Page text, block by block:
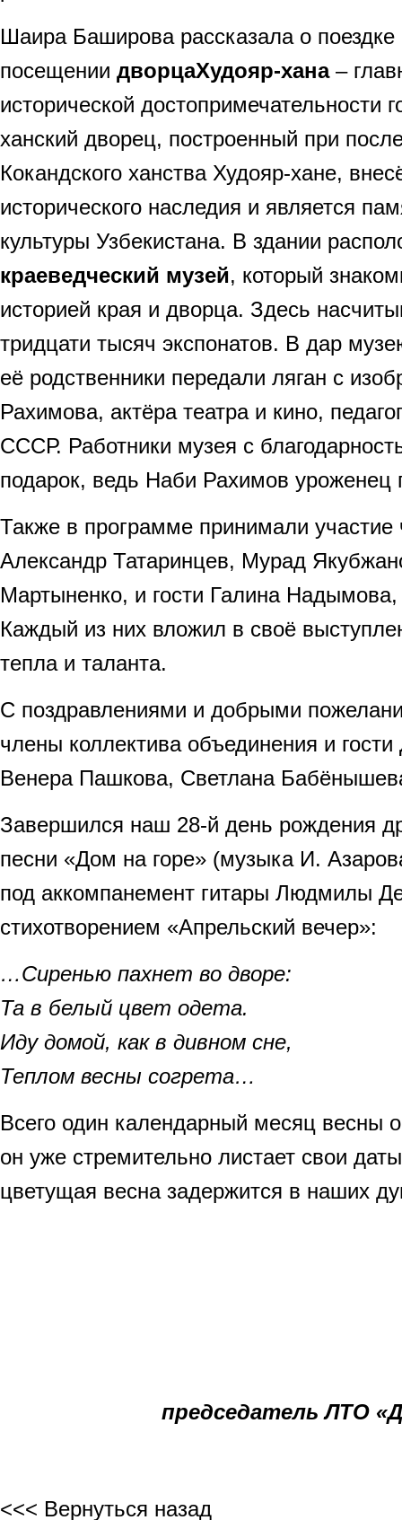
Шаира Баширова рассказала о
посещении дворцаХудояр-хана–
исторической достопримечательности
ханский дворец, построенный при
Кокандского ханства Худояр-хане,
исторического наследия и является
культуры Узбекистана. В здании
краеведческий музей, который
историей края и дворца. Здесь
тридцати тысяч экспонатов. В дар
её родственники передали ляган с
Рахимова, актёра театра и кино,
СССР. Работники музея с
подарок, ведь Наби Рахимов уроженец
Также в программе принимали
Александр Татаринцев, Мурад
Мартыненко, и гости Галина
Каждый из них вложил в своё
тепла и таланта.
С поздравлениями и добрыми
члены коллектива объединения и
Венера Пашкова, Светлана
Завершился наш 28-й день рождения
песни «Дом на горе» (музыка И.
под аккомпанемент гитары Людмилы
стихотворением «Апрельский вечер»:
…Сиренью пахнет во дворе:
Та в белый цвет одета.
Иду домой, как в дивном сне,
Теплом весны согрета…
Всего один календарный месяц весны
он уже стремительно листает свои
цветущая весна задержится в наших
председатель ЛТО
<<< Вернуться назад